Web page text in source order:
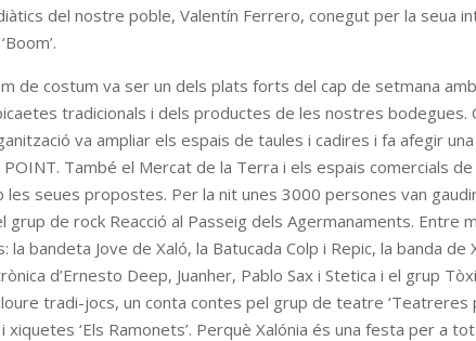
del nostre poble, Valentín Ferrero, conegut per la seua
de costum va ser un dels plats forts del cap de setmana
tradicionals i dels productes de les nostres bodegues.
va ampliar els espais de taules i cadires i fa afegir una
També el Mercat de la Terra i els espais comercials
les seues propostes. Per la nit unes 3000 persones van
de rock Reacció al Passeig dels Agermanaments. Entre
bandeta Jove de Xaló, la Batucada Colp i Repic, la banda de
d’Ernesto Deep, Juanher, Pablo Sax i Stetica i el grup
tradi-jocs, un conta contes pel grup de teatre ‘Teatreres
‘Els Ramonets’. Perquè Xalónia és una festa per a